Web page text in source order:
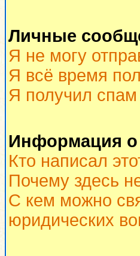
Личные
Я не могу
Я всё время
Я получил спам
Информация о
Кто написал
Почему здесь
С кем можно
юридических